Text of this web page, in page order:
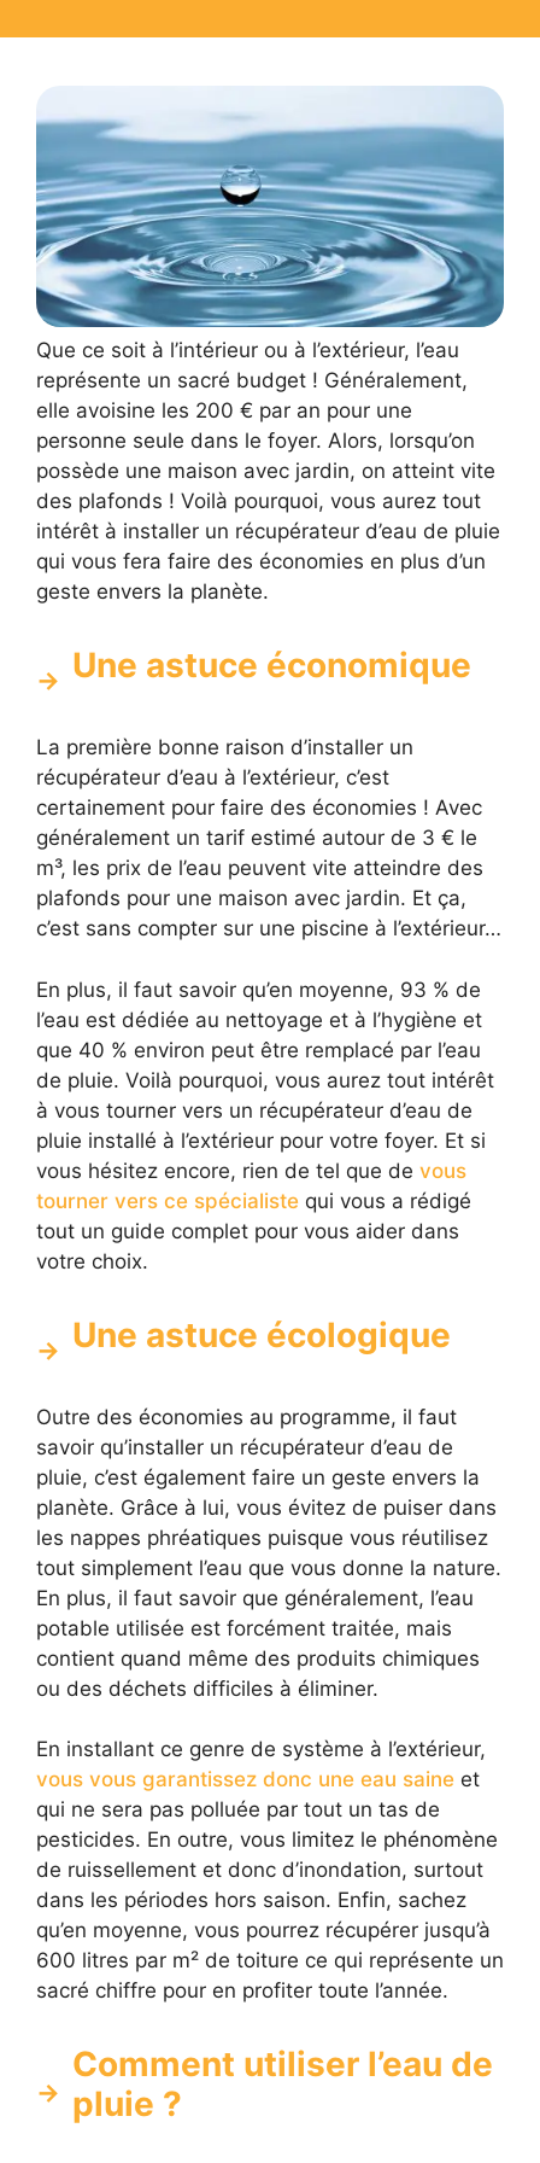
Que ce soit à l’intérieur ou à l’extérieur, l’eau
représente un sacré budget ! Généralement,
elle avoisine les 200 € par an pour une
personne seule dans le foyer. Alors, lorsqu’on
possède une maison avec jardin, on atteint vite
des plafonds ! Voilà pourquoi, vous aurez tout
intérêt à installer un récupérateur d’eau de pluie
qui vous fera faire des économies en plus d’un
geste envers la planète.
Une astuce économique
La première bonne raison d’installer un
récupérateur d’eau à l’extérieur, c’est
certainement pour faire des économies ! Avec
généralement un tarif estimé autour de 3 € le
m³, les prix de l’eau peuvent vite atteindre des
plafonds pour une maison avec jardin. Et ça,
c’est sans compter sur une piscine à l’extérieur…
En plus, il faut savoir qu’en moyenne, 93 % de
l’eau est dédiée au nettoyage et à l’hygiène et
que 40 % environ peut être remplacé par l’eau
de pluie. Voilà pourquoi, vous aurez tout intérêt
à vous tourner vers un récupérateur d’eau de
pluie installé à l’extérieur pour votre foyer. Et si
vous hésitez encore, rien de tel que de vous
tourner vers ce spécialiste qui vous a rédigé
tout un guide complet pour vous aider dans
votre choix.
Une astuce écologique
Outre des économies au programme, il faut
savoir qu’installer un récupérateur d’eau de
pluie, c’est également faire un geste envers la
planète. Grâce à lui, vous évitez de puiser dans
les nappes phréatiques puisque vous réutilisez
tout simplement l’eau que vous donne la nature.
En plus, il faut savoir que généralement, l’eau
potable utilisée est forcément traitée, mais
contient quand même des produits chimiques
ou des déchets difficiles à éliminer.
En installant ce genre de système à l’extérieur,
vous vous garantissez donc une eau saine et
qui ne sera pas polluée par tout un tas de
pesticides. En outre, vous limitez le phénomène
de ruissellement et donc d’inondation, surtout
dans les périodes hors saison. Enfin, sachez
qu’en moyenne, vous pourrez récupérer jusqu’à
600 litres par m² de toiture ce qui représente un
sacré chiffre pour en profiter toute l’année.
Comment utiliser l’eau de
pluie ?